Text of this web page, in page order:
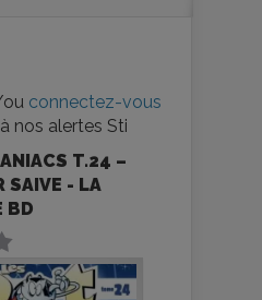
connectez-vous
nos alertes Sti
T.24 –
SAIVE - LA
BD